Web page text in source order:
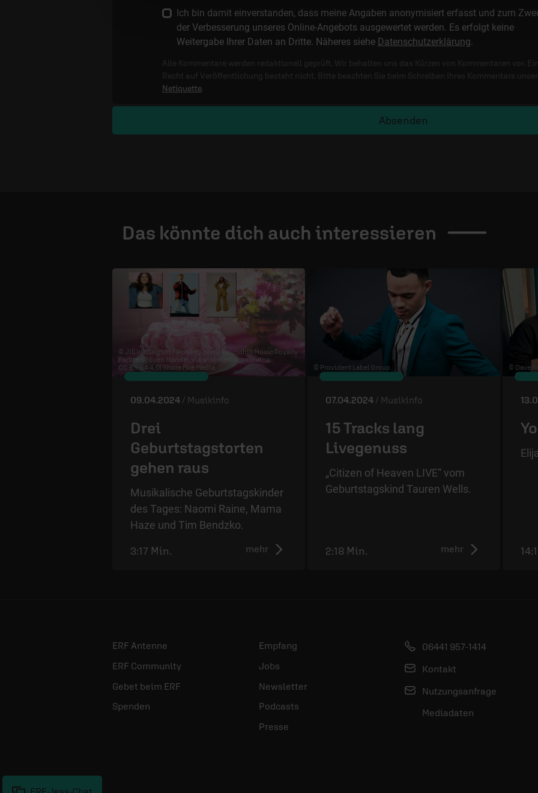
Ich bin damit einverstanden, dass meine Angaben anonymisiert erfasst und zum
der Verbesserung unseres Online-Angebots ausgewertet werden. Es erfolgt keine
Weitergabe Ihrer Daten an Dritte. Näheres siehe Datenschutzerklärung.
Alle Kommentare werden redaktionell geprüft. Wir behalten uns das Kürzen von Kommentaren vor. Ein
Recht auf Veröffentlichung besteht nicht. Bitte beachten Sie beim Schreiben Ihres Kommentars
Netiquette.
Absenden
Das könnte dich auch interessieren
© Jill Wellington / pixabay.com | Roundhill Music Royalty
Partners | Sven Mandel, via wikimediacommons
CC BY-SA 4.0 | Shore Fire Media
09.04.2024 / Musikinfo
Drei
Geburtstagstorten
gehen raus
Musikalische Geburtstagskinder
des Tages: Naomi Raine, Mama
Haze und Tim Bendzko.
mehr
3:17 Min.
© Provident Label Group
07.04.2024 / Musikinfo
15 Tracks lang
Livegenuss
„Citizen of Heaven LIVE“ vom
Geburtstagskind Tauren Wells.
mehr
2:18 Min.
© Dave
ERF Antenne
ERF Community
Gebet beim ERF
Spenden
Empfang
Jobs
Newsletter
Podcasts
Presse
06441 957-1414
Kontakt
Nutzungsanfrage
Mediadaten